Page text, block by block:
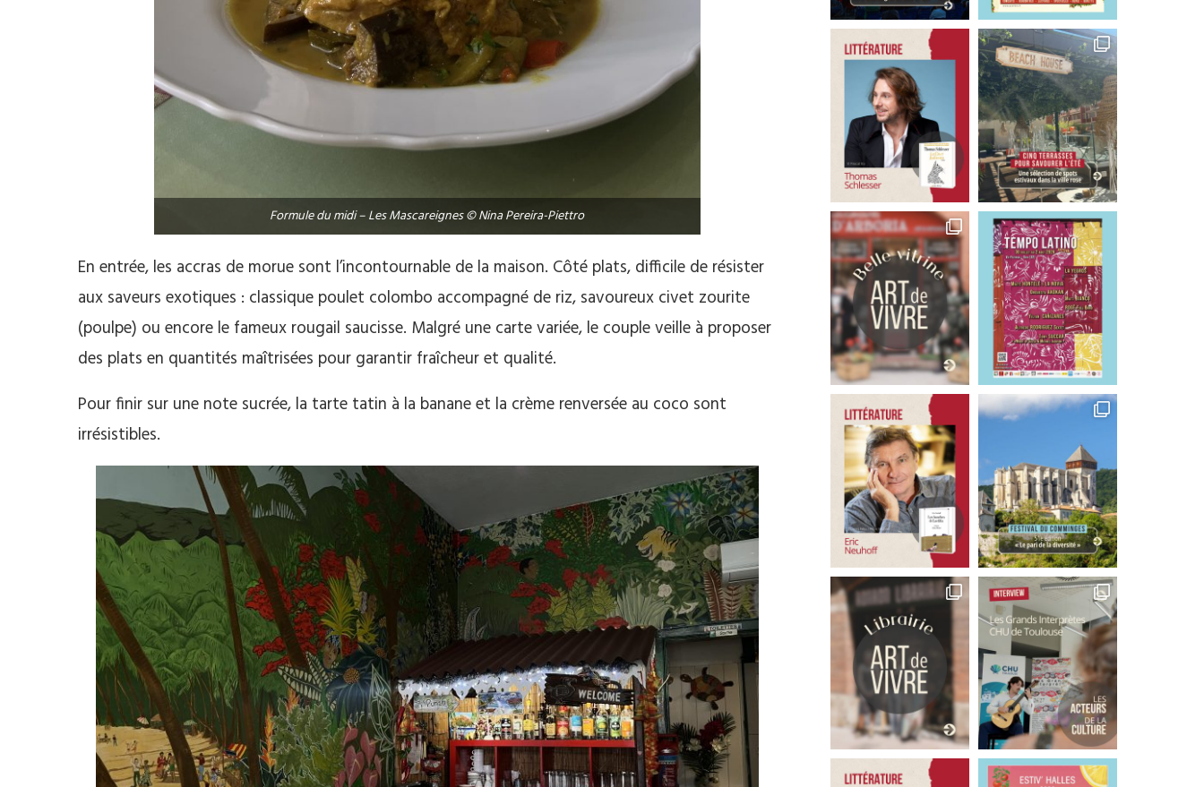
Formule du midi – Les Mascareignes © Nina Pereira-Piettro
En entrée, les accras de morue sont l’incontournable de la maison. Côté plats, difficile de résister
aux saveurs exotiques : classique poulet colombo accompagné de riz, savoureux civet zourite
(poulpe) ou encore le fameux rougail saucisse. Malgré une carte variée, le couple veille à proposer
des plats en quantités maîtrisées pour garantir fraîcheur et qualité.
Pour finir sur une note sucrée, la tarte tatin à la banane et la crème renversée au coco sont
irrésistibles.